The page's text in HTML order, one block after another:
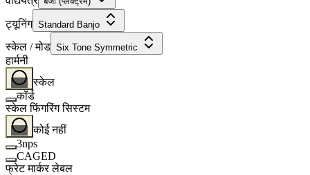
ट्यूनिंग Standard Banjo
स्केल / मोड Six Tone Symmetric
हार्मनी
स्केल
कॉर्ड
स्केल फिंगरिंग सिस्टम
कोई नहीं
3nps
CAGED
फ्रेट मार्कर लेबल